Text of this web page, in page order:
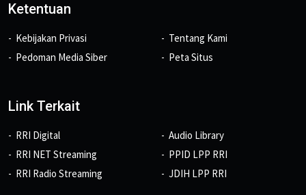
Ketentuan
Kebijakan Privasi
Pedoman Media Siber
Tentang Kami
Peta Situs
Link Terkait
RRI Digital
RRI NET Streaming
RRI Radio Streaming
Audio Library
PPID LPP RRI
JDIH LPP RRI